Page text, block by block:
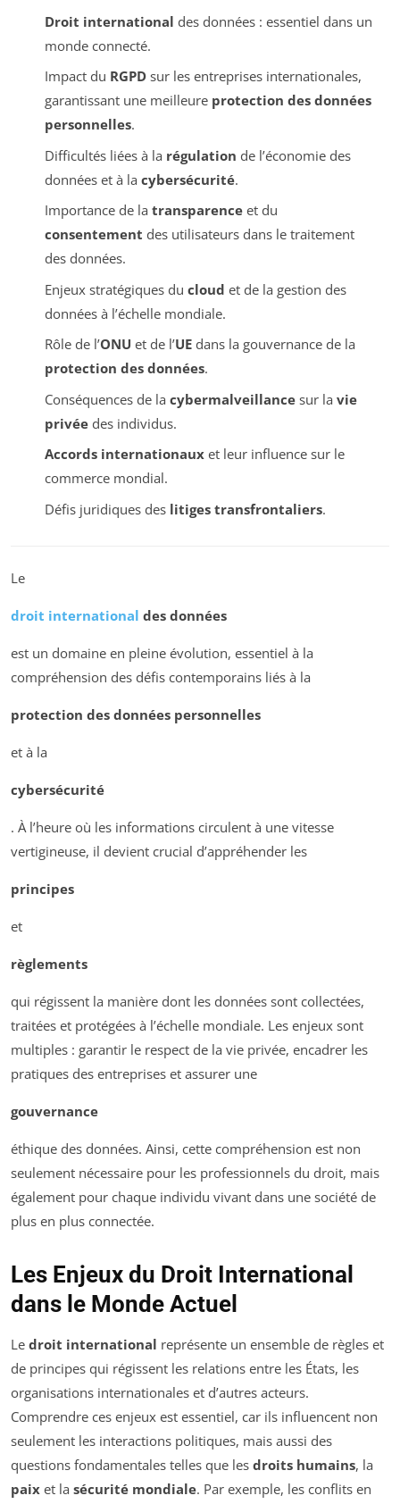
Droit international des données : essentiel dans un
monde connecté.
Impact du RGPDsur les entreprises internationales,
garantissant une meilleure protection des données
personnelles.
Difficultés liées à la régulation de l’économie des
données et à la cybersécurité.
Importance de la transparenceet du
consentement des utilisateurs dans le traitement
des données.
Enjeux stratégiques du cloud et de la gestion des
données à l’échelle mondiale.
Rôle de l’ONU et de l’UEdans la gouvernance de la
protection des données.
Conséquences de la cybermalveillancesur la vie
privéedes individus.
Accords internationauxet leur influence sur le
commerce mondial.
Défis juridiques des litiges transfrontaliers.
Le
droit international des données
est un domaine en pleine évolution, essentiel à la
compréhension des défis contemporains liés à la
protection des données personnelles
et à la
cybersécurité
. À l’heure où les informations circulent à une vitesse
vertigineuse, il devient crucial d’appréhender les
principes
et
règlements
qui régissent la manière dont les données sont collectées,
traitées et protégées à l’échelle mondiale. Les enjeux sont
multiples : garantir le respect de la vie privée, encadrer les
pratiques des entreprises et assurer une
gouvernance
éthique des données. Ainsi, cette compréhension est non
seulement nécessaire pour les professionnels du droit, mais
également pour chaque individu vivant dans une société de
plus en plus connectée.
Les Enjeux du Droit International
dans le Monde Actuel
Le droit international représente un ensemble de règles et
de principes qui régissent les relations entre les États, les
organisations internationales et d’autres acteurs.
Comprendre ces enjeux est essentiel, car ils influencent non
seulement les interactions politiques, mais aussi des
questions fondamentales telles que les droits humains, la
paix et la sécurité mondiale. Par exemple, les conflits en